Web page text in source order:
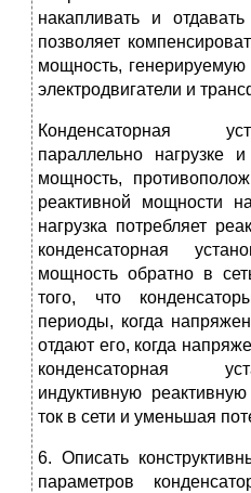
накапливать и
позволяет
мощность, генерируемую
электродвигатели и
Конденсаторная
параллельно нагрузке
мощность,
реактивной мощности
нагрузка потребляет
конденсаторная
мощность обратно в
того, что
периоды, когда
отдают его, когда
конденсаторная
индуктивную
ток в сети и уменьшая
6. Описать
параметров